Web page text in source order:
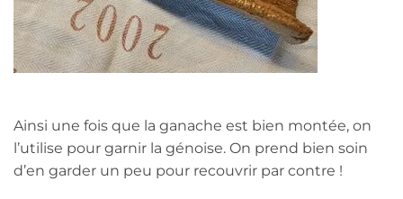
Ainsi une fois que la ganache est bien montée, on
l’utilise pour garnir la génoise. On prend bien soin
d’en garder un peu pour recouvrir par contre !